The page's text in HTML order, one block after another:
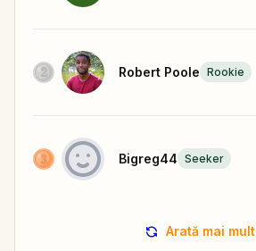
Robert Poole Rookie
Bigreg44 Seeker
Arată mai mult